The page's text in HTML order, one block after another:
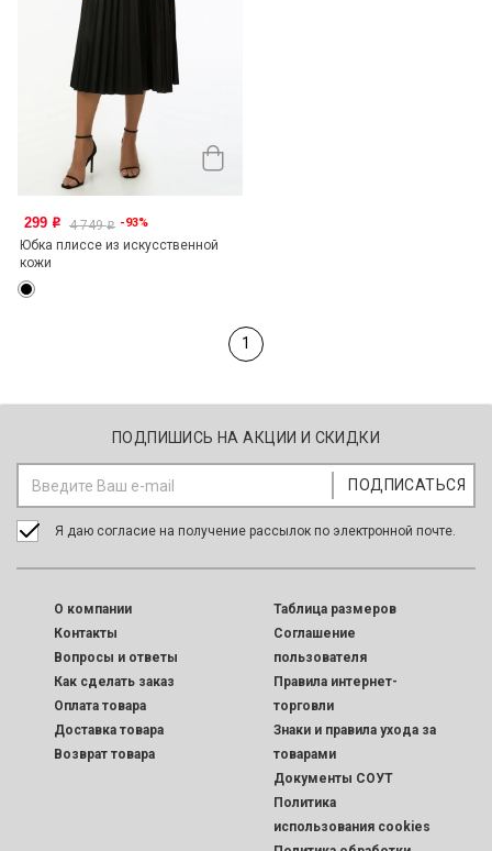
299 o 4 749o -93%
Юбка плиссе из искусственной
кожи
1
ПОДПИШИСЬ НА АКЦИИ И СКИДКИ
Я даю согласие на получение рассылок по электронной почте.
O компании
Контакты
Вопросы и ответы
Как сделать заказ
Оплата товара
Доставка товара
Возврат товара
Таблица размеров
Соглашение
пользователя
Правила интернет-
торговли
Знаки и правила ухода за
товарами
Документы СОУТ
Политика
использования cookies